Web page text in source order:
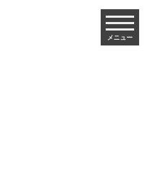
メニュー